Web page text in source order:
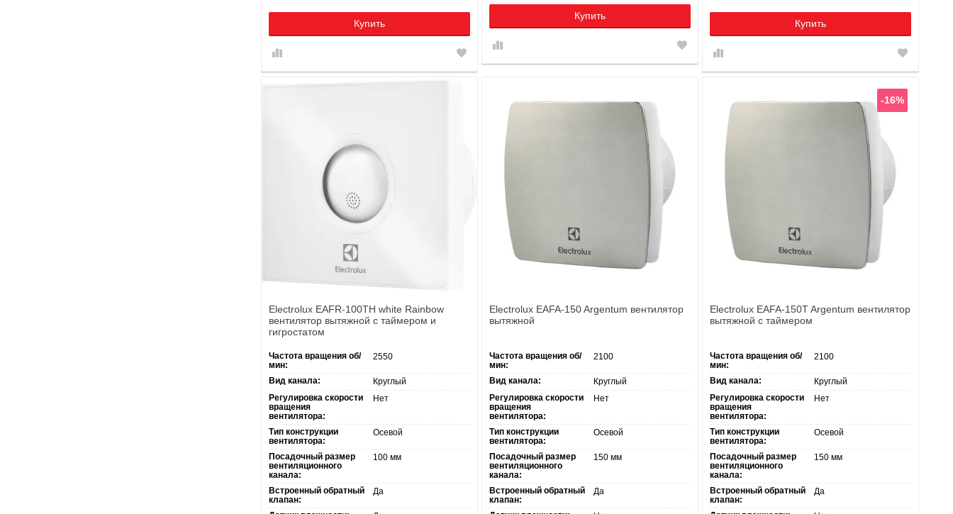
Купить
Купить
Купить
Electrolux EAFR-100TH white Rainbow
вентилятор вытяжной с таймером и
гигростатом
Частота вращения об/
мин:
2550
Вид канала:
Круглый
Регулировка скорости
вращения
вентилятора:
Нет
Тип конструкции
вентилятора:
Осевой
Посадочный размер
вентиляционного
канала:
100 мм
Встроенный обратный
клапан:
Да
Electrolux EAFA-150 Argentum вентилятор
вытяжной
Частота вращения об/
мин:
2100
Вид канала:
Круглый
Регулировка скорости
вращения
вентилятора:
Нет
Тип конструкции
вентилятора:
Осевой
Посадочный размер
вентиляционного
канала:
150 мм
Встроенный обратный
клапан:
Да
-16%
Electrolux EAFA-150T Argentum вентилятор
вытяжной с таймером
Частота вращения об/
мин:
2100
Вид канала:
Круглый
Регулировка скорости
вращения
вентилятора:
Нет
Тип конструкции
вентилятора:
Осевой
Посадочный размер
вентиляционного
канала:
150 мм
Встроенный обратный
клапан:
Да